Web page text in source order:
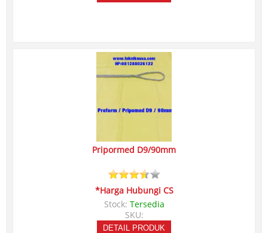
Pripormed D9/90mm
*Harga Hubungi CS
Stock: Tersedia
SKU:
DETAIL PRODUK